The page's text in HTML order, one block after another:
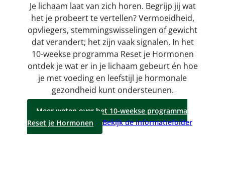
Je lichaam laat van zich horen. Begrijp jij wat
het je probeert te vertellen? Vermoeidheid,
opvliegers, stemmingswisselingen of gewicht
dat verandert; het zijn vaak signalen. In het
10-weekse programma Reset je Hormonen
ontdek je wat er in je lichaam gebeurt én hoe
je met voeding en leefstijl je hormonale
gezondheid kunt ondersteunen.
Meer weten over het 10-weekse programma
Reset je Hormonen
Bekijk de informatiefolder